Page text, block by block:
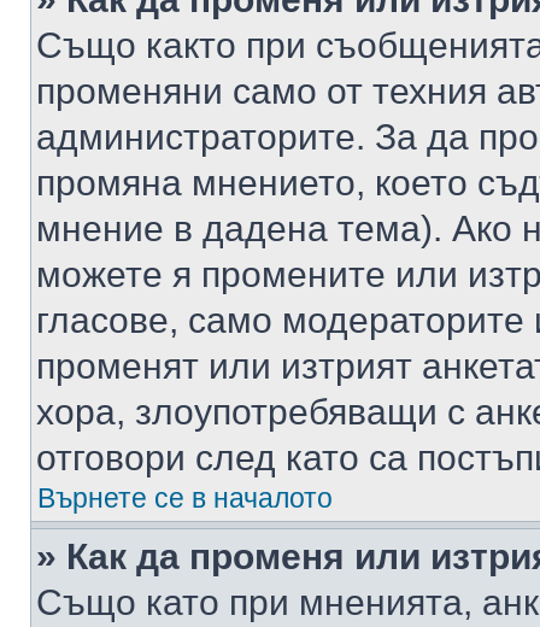
Също както при
променяни само от техния
администраторите. За да
промяна мнението, което
мнение в дадена тема). Ако
можете я промените или
гласове, само
променят или изтрият
хора, злоупотребяващи с
отговори след като са
Върнете се в началото
» Как да променя или
Също като при мненията,